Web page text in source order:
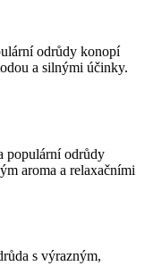
odrůdy konopí
a silnými účinky.
populární odrůdy
aroma a relaxačními
s výrazným,